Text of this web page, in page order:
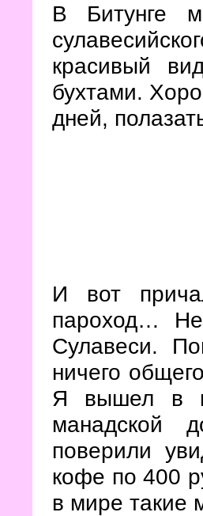
В Битунге
красивый
бухтами.
дней,
И вот
пароход…
Сулавеси.
ничего
Я вышел в
манадской
поверили
кофе по 400
в мире такие